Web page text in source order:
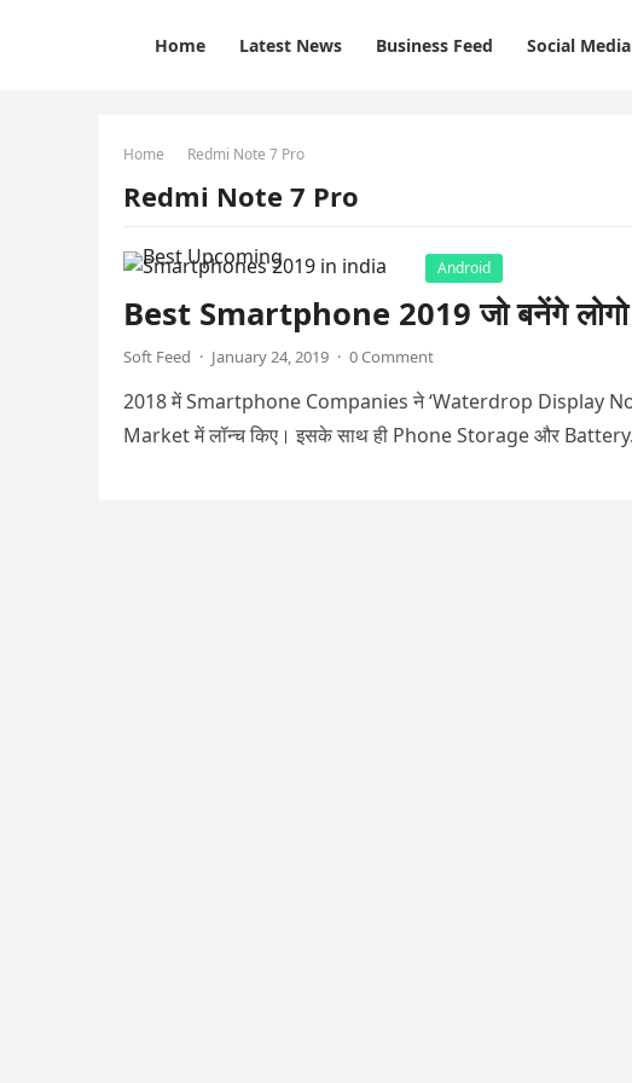
Home Latest News Business Feed Social Media
Home Redmi Note 7 Pro
Redmi Note 7 Pro
Android
Best Smartphone 2019 जो बनेंगे लोगो
Soft Feed · January 24, 2019 · 0 Comment
2018 में Smartphone Companies ने ‘Waterdrop Display
Market में लॉन्च किए। इसके साथ ही Phone Storage और